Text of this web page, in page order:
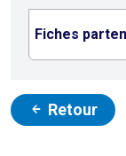
Fiches
Retour